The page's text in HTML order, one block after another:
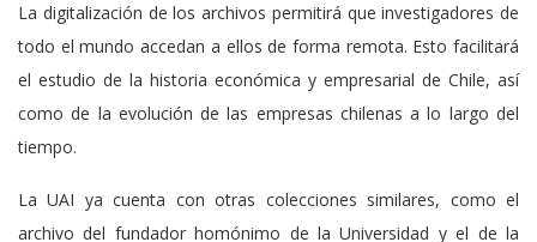
La digitalización de los archivos permitirá que investigadores de
todo el mundo accedan a ellos de forma remota. Esto facilitará
el estudio de la historia económica y empresarial de Chile, así
como de la evolución de las empresas chilenas a lo largo del
tiempo.
La UAI ya cuenta con otras colecciones similares, como el
archivo del fundador homónimo de la Universidad y el de la